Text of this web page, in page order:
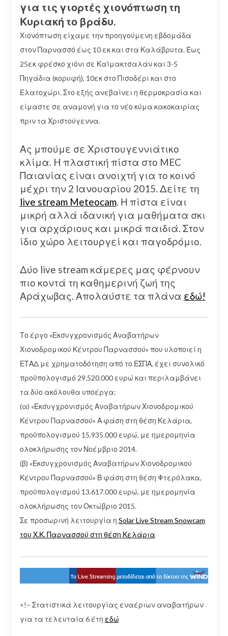
για τις γιορτές χιονόπτωση τη
Κυριακή το βράδυ.
Χιονόπτωση είχαμε την προηγούμενη εβδομάδα
στον Παρνασσό έως 10 εκ και στα Καλάβρυτα. Έως
25εκ φρέσκο χιόνι σε Καϊμακτσαλάν και 3-5
Πηγάδια (κορυφή), 10εκ στο Πισοδέρι και στο
Ελατοχώρι. Στο εξής ανεβαίνει η θερμοκρασία και
είμαστε σε αναμονή για το νέο κύμα κακοκαιρίας
πριν τα Χριστούγεννα.
Ας μπούμε σε Χριστουγεννιάτικο
κλίμα. H πλαστική πίστα στο MEC
Παιανίας είναι ανοιχτή για το κοινό
μέχρι την 2 Ιανουαρίου 2015. Δείτε τη
live stream Meteocam. Η πίστα είναι
μικρή αλλά ιδανική για μαθήματα σκι
για αρχάριους και μικρά παιδιά. Στον
ίδιο χώρο λειτουργεί και παγοδρόμιο.
Δύο live stream κάμερες μας φέρνουν
πιο κοντά τη καθημερινή ζωή της
Αράχωβας. Απολαύστε τα πλάνα εδώ!
Το έργο «Εκσυγχρονισμός Αναβατήρων
Χιονοδρομικού Κέντρου Παρνασσού» που υλοποιεί η
ΕΤΑΔ με χρηματοδότηση από το ΕΣΠΑ, έχει συνολικό
προϋπολογισμό 29.520.000 ευρώ και περιλαμβάνει
τα δύο ακόλουθα υποέργα:
(α) «Εκσυγχρονισμός Αναβατήρων Χιονοδρομικού
Κέντρου Παρνασσού» Α φάση στη θέση Κελάρια,
προϋπολογισμού 15.935.000 ευρώ, με ημερομηνία
ολοκλήρωσης τον Νοέμβριο 2014.
(β) «Εκσυγχρονισμός Αναβατήρων Χιονοδρομικού
Κέντρου Παρνασσού» Β φάση στη θέση Φτερόλακα,
προϋπολογισμού 13.617.000 ευρώ, με ημερομηνία
ολοκλήρωσης τον Οκτώβριο 2015.
Σε προσωρινή λειτουργία η Solar Live Stream Snowcam
του Χ.Κ. Παρνασσού στη θέση Κελάρια
<!– Στατιστικά λειτουργίας εναέριων αναβατήρων
για τα τελευταία 6 έτη εδώ